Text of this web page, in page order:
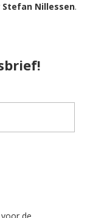
Stefan Nillessen.